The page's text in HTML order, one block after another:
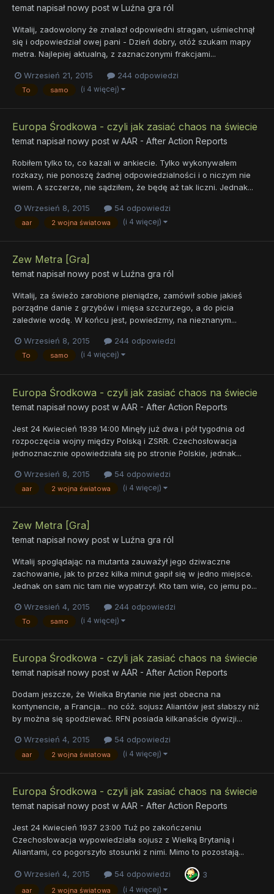
temat napisał nowy post w Luźna gra ról
Witalij, zadowolony że znalazł odpowiedni stragan, uśmiechnął
się i odpowiedział owej pani - Dzień dobry, otóż szukam mapy
metra. Najlepiej aktualną, z zaznaczonymi frakcjami...
Wrzesień 21, 2015 244 odpowiedzi
To samo (i 4 więcej)
Europa Środkowa - czyli jak zasiać chaos na świecie
temat napisał nowy post w AAR - After Action Reports
Robiłem tylko to, co kazali w ankiecie. Tylko wykonywałem
rozkazy, nie ponoszę żadnej odpowiedzialności i o niczym nie
wiem. A szczerze, nie sądziłem, że będę aż tak liczni. Jednak...
Wrzesień 8, 2015 54 odpowiedzi
aar 2 wojna światowa (i 4 więcej)
Zew Metra [Gra]
temat napisał nowy post w Luźna gra ról
Witalij, za świeżo zarobione pieniądze, zamówił sobie jakieś
porządne danie z grzybów i mięsa szczurzego, a do picia
zaledwie wodę. W końcu jest, powiedzmy, na nieznanym...
Wrzesień 8, 2015 244 odpowiedzi
To samo (i 4 więcej)
Europa Środkowa - czyli jak zasiać chaos na świecie
temat napisał nowy post w AAR - After Action Reports
Jest 24 Kwiecień 1939 14:00 Minęły już dwa i pół tygodnia od
rozpoczęcia wojny między Polską i ZSRR. Czechosłowacja
jednoznacznie opowiedziała się po stronie Polskie, jednak...
Wrzesień 8, 2015 54 odpowiedzi
aar 2 wojna światowa (i 4 więcej)
Zew Metra [Gra]
temat napisał nowy post w Luźna gra ról
Witalij spoglądając na mutanta zauważył jego dziwaczne
zachowanie, jak to przez kilka minut gapił się w jedno miejsce.
Jednak on sam nic tam nie wypatrzył. Kto tam wie, co jemu po...
Wrzesień 4, 2015 244 odpowiedzi
To samo (i 4 więcej)
Europa Środkowa - czyli jak zasiać chaos na świecie
temat napisał nowy post w AAR - After Action Reports
Dodam jeszcze, że Wielka Brytanie nie jest obecna na
kontynencie, a Francja... no cóż. sojusz Aliantów jest słabszy niż
by można się spodziewać. RFN posiada kilkanaście dywizji...
Wrzesień 4, 2015 54 odpowiedzi
aar 2 wojna światowa (i 4 więcej)
Europa Środkowa - czyli jak zasiać chaos na świecie
temat napisał nowy post w AAR - After Action Reports
Jest 24 Kwiecień 1937 23:00 Tuż po zakończeniu
Czechosłowacja wypowiedziała sojusz z Wielką Brytanią i
Aliantami, co pogorszyło stosunki z nimi. Mimo to pozostają...
Wrzesień 4, 2015 54 odpowiedzi 3
aar 2 wojna światowa (i 4 więcej)